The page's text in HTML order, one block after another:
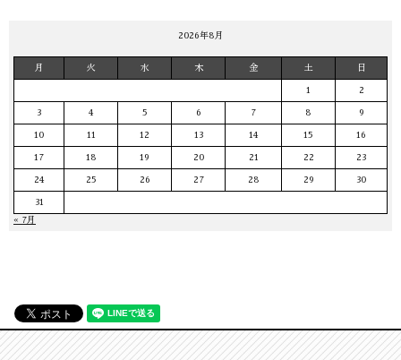
2026年8月
月 火 水 木 金 土 日
1 2
3 4 5 6 7 8 9
10 11 12 13 14 15 16
17 18 19 20 21 22 23
24 25 26 27 28 29 30
31
« 7月